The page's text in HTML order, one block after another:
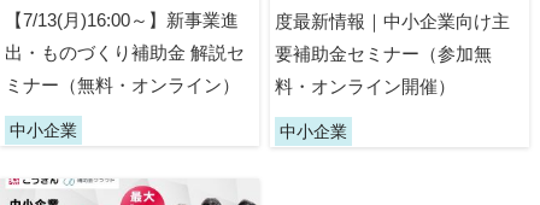
【7/13(月)16:00～】新事業進
出・ものづくり補助金 解説セ
ミナー（無料・オンライン）
中小企業
度最新情報｜中小企業向け主
要補助金セミナー（参加無
料・オンライン開催）
中小企業